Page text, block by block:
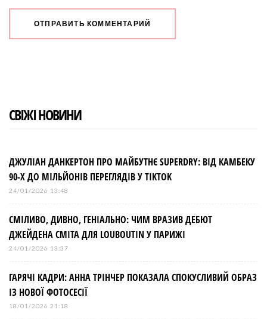
СВІЖІ НОВИНИ
ДЖУЛІАН ДАНКЕРТОН ПРО МАЙБУТНЄ SUPERDRY: ВІД КАМБЕКУ
90-Х ДО МІЛЬЙОНІВ ПЕРЕГЛЯДІВ У TIKTOK
24/01/2026 13:48
СМІЛИВО, ДИВНО, ГЕНІАЛЬНО: ЧИМ ВРАЗИВ ДЕБЮТ
ДЖЕЙДЕНА СМІТА ДЛЯ LOUBOUTIN У ПАРИЖІ
24/01/2026 13:37
ГАРЯЧІ КАДРИ: АННА ТРІНЧЕР ПОКАЗАЛА СПОКУСЛИВИЙ ОБРАЗ
ІЗ НОВОЇ ФОТОСЕСІЇ
18/01/2026 21:18